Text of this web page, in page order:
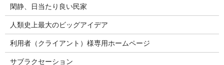
閑静、日当たり良い民家
人類史上最大のビッグアイデア
利用者（クライアント）様専用ホームページ
サブラクセーション